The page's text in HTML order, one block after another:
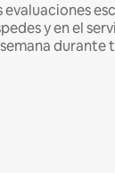
evaluaciones
y en el
durante